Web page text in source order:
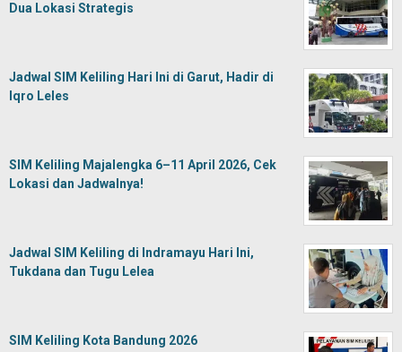
Dua Lokasi Strategis
Jadwal SIM Keliling Hari Ini di Garut, Hadir di
Iqro Leles
SIM Keliling Majalengka 6–11 April 2026, Cek
Lokasi dan Jadwalnya!
Jadwal SIM Keliling di Indramayu Hari Ini,
Tukdana dan Tugu Lelea
SIM Keliling Kota Bandung 2026